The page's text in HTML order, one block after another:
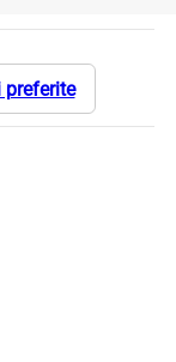
preferite